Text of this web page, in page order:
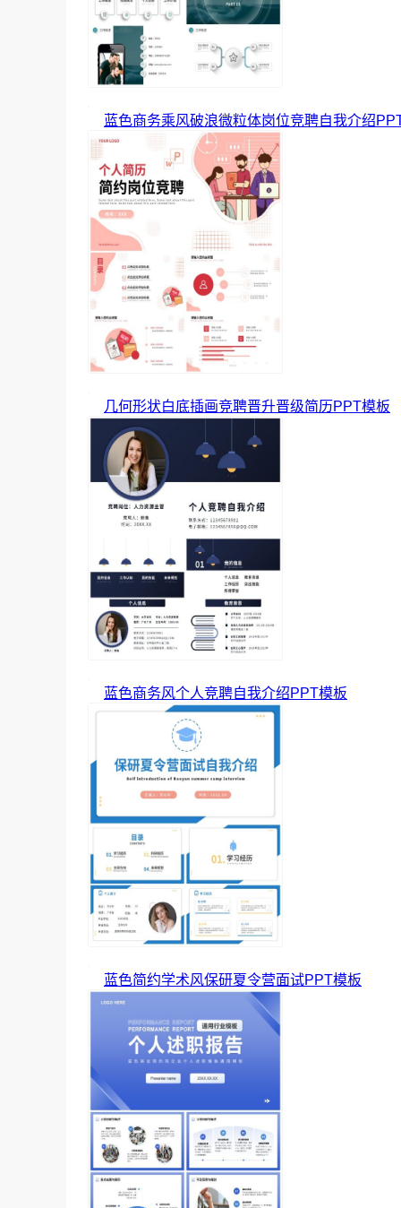
蓝色商务乘风破浪微粒体岗位竞聘自我介绍
几何形状白底插画竞聘晋升晋级简历PPT模板
蓝色商务风个人竞聘自我介绍PPT模板
蓝色简约学术风保研夏令营面试PPT模板